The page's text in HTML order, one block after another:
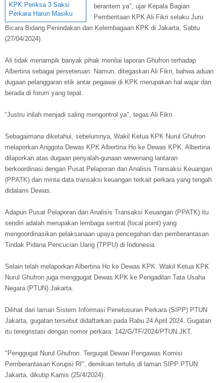
KPK Periksa 3 Saksi
Perkara Harun Masiku
berantem ya", ujar Kepala Bagian
Pemberitaan KPK Ali Fikri selaku Juru
Bicara Bidang Penindakan dan Kelembagaan KPK di Jakarta, Sabtu
(27/04/2024).
Ali tidak menampik banyak pihak menilai laporan Ghufron terhadap
Albertina sebagai perseteruan. Namun, ditegaskan Ali Fikri, bahwa aduan
dugaan pelanggaran etik antar pegawai di KPK merupakan hal wajar dan
berada di forum yang tepat.
“Justru inilah menjadi saling mengontrol ya", tegas Ali Fikri.
Sebagaimana diketahui, sebelumnya, Wakil Ketua KPK Nurul Ghufron
melaporkan Anggota Dewas KPK Albertina Ho ke Dewas KPK. Albertina
dilaporkan atas dugaan penyalah-gunaan wewenang lantaran
berkoordinasi dengan Pusat Pelaporan dan Analisis Transaksi Keuangan
(PPATK) dan minta data transaksi keuangan terkait perkara yang tengah
didalami Dewas.
Adapun Pusat Pelaporan dan Analisis Transaksi Keuangan (PPATK) itu
sendiri adalah merupakan lembaga sentral (focal point) yang
mengoordinasikan pelaksanaan upaya pencegahan dan pemberantasan
Tindak Pidana Pencucian Uang (TPPU) di Indonesia
Selain telah melaporkan Albertina Ho ke Dewas KPK. Wakil Ketua KPK
Nurul Ghufron juga menggugat Dewas KPK ke Pengadilan Tata Usaha
Negara (PTUN) Jakarta.
Dilihat dari laman Sistem Informasi Penelusuran Perkara (SIPP) PTUN
Jakarta, gugatan tersebut didaftarkan pada Rabu 24 April 2024. Gugatan
itu teregristasi dengan nomor perkara: 142/G/TF/2024/PTUN.JKT.
"Penggugat Nurul Ghufron. Tergugat Dewan Pengawas Komisi
Pemberantasan Korupsi RI", demikian tertulis di laman SIPP PTUN
Jakarta, dikutip Kamis (25/4/2024).